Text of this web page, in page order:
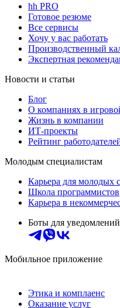
hh PRO
Готовое резюме
Все сервисы
Хочу у вас работать
Производственный
Экспертная
Новости и статьи
Блог
О компаниях в
Жизнь в компании
ИТ-проекты
Рейтинг
Молодым специалистам
Карьера для молодых
Школа программистов
Карьера в
Боты для уведомлений
Мобильное приложение
Этика и комплаенс
Оказание услуг